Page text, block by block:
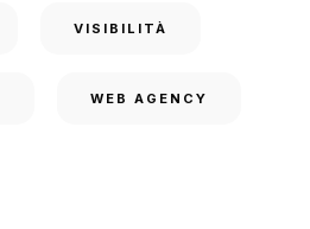
VISIBILITÀ
WEB AGENCY